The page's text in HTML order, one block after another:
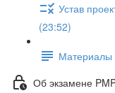
Устав
(23:52)
Материалы
Об экзамене